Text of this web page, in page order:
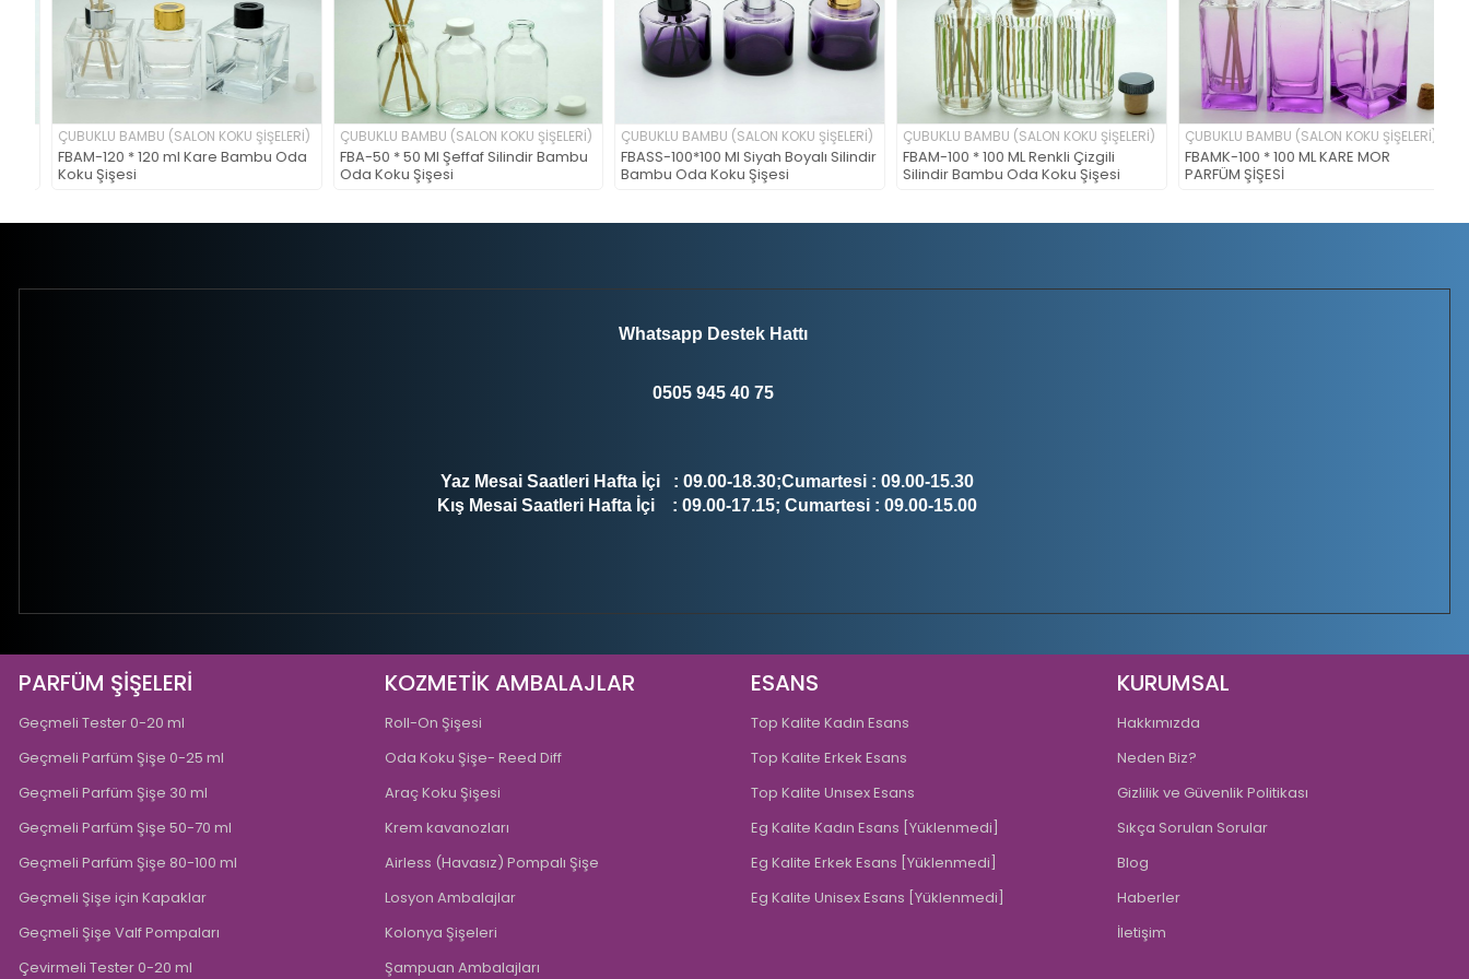
ÇUBUKLU BAMBU (SALON KOKU ŞİŞELERİ)
FBAM-120 * 120 ml Kare Bambu Oda
Koku Şişesi
ÇUBUKLU BAMBU (SALON KOKU ŞİŞELERİ)
FBA-50 * 50 Ml Şeffaf Silindir Bambu
Oda Koku Şişesi
ÇUBUKLU BAMBU (SALON KOKU ŞİŞELERİ)
FBASS-100*100 Ml Siyah Boyalı Silindir
Bambu Oda Koku Şişesi
ÇUBUKLU BAMBU (SALON KOKU ŞİŞELERİ)
FBAM-100 * 100 ML Renkli Çizgili
Silindir Bambu Oda Koku Şişesi
ÇUBUKLU BAMBU (SALON KOKU ŞİŞELERİ)
FBAMK-100 * 100 ML KARE MOR
PARFÜM ŞİŞESİ
Whatsapp Destek Hattı
0505 945 40 75
Yaz Mesai Saatleri Hafta İçi : 09.00-18.30;Cumartesi : 09.00-15.30
Kış Mesai Saatleri Hafta İçi : 09.00-17.15; Cumartesi : 09.00-15.00
PARFÜM ŞİŞELERİ
Geçmeli Tester 0-20 ml
Geçmeli Parfüm Şişe 0-25 ml
Geçmeli Parfüm Şişe 30 ml
Geçmeli Parfüm Şişe 50-70 ml
Geçmeli Parfüm Şişe 80-100 ml
Geçmeli Şişe için Kapaklar
Geçmeli Şişe Valf Pompaları
Çevirmeli Tester 0-20 ml
KOZMETİK AMBALAJLAR
Roll-On Şişesi
Oda Koku Şişe- Reed Diff
Araç Koku Şişesi
Krem kavanozları
Airless (Havasız) Pompalı Şişe
Losyon Ambalajlar
Kolonya Şişeleri
Şampuan Ambalajları
ESANS
Top Kalite Kadın Esans
Top Kalite Erkek Esans
Top Kalite Unısex Esans
Eg Kalite Kadın Esans [Yüklenmedi]
Eg Kalite Erkek Esans [Yüklenmedi]
Eg Kalite Unisex Esans [Yüklenmedi]
KURUMSAL
Hakkımızda
Neden Biz?
Gizlilik ve Güvenlik Politikası
Sıkça Sorulan Sorular
Blog
Haberler
İletişim